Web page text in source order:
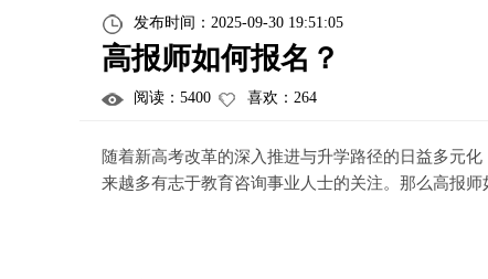
发布时间：2025-09-30 19:51:05
高报师如何报名？
阅读： 5400 喜欢： 264
随着新高考改革的深入推进与升学路径的日益多元
来越多有志于教育咨询事业人士的关注。那么高报